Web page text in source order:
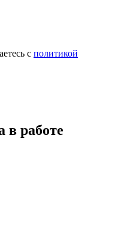
с политикой
в работе